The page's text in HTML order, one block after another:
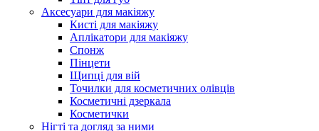
Аксесуари для макіяжу
Кисті для макіяжу
Аплікатори для макіяжу
Спонж
Пінцети
Щипці для вій
Точилки для косметичних олівців
Косметичні дзеркала
Косметички
Нігті та догляд за ними